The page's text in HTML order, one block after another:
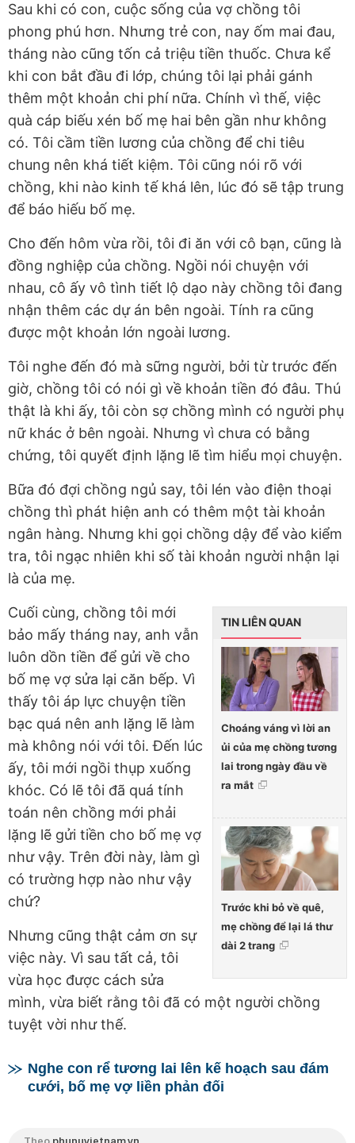
Sau khi có con, cuộc sống của vợ chồng tôi
phong phú hơn. Nhưng trẻ con, nay ốm mai đau,
tháng nào cũng tốn cả triệu tiền thuốc. Chưa kể
khi con bắt đầu đi lớp, chúng tôi lại phải gánh
thêm một khoản chi phí nữa. Chính vì thế, việc
quà cáp biếu xén bố mẹ hai bên gần như không
có. Tôi cầm tiền lương của chồng để chi tiêu
chung nên khá tiết kiệm. Tôi cũng nói rõ với
chồng, khi nào kinh tế khá lên, lúc đó sẽ tập trung
để báo hiếu bố mẹ.
Cho đến hôm vừa rồi, tôi đi ăn với cô bạn, cũng là
đồng nghiệp của chồng. Ngồi nói chuyện với
nhau, cô ấy vô tình tiết lộ dạo này chồng tôi đang
nhận thêm các dự án bên ngoài. Tính ra cũng
được một khoản lớn ngoài lương.
Tôi nghe đến đó mà sững người, bởi từ trước đến
giờ, chồng tôi có nói gì về khoản tiền đó đâu. Thú
thật là khi ấy, tôi còn sợ chồng mình có người phụ
nữ khác ở bên ngoài. Nhưng vì chưa có bằng
chứng, tôi quyết định lặng lẽ tìm hiểu mọi chuyện.
Bữa đó đợi chồng ngủ say, tôi lén vào điện thoại
chồng thì phát hiện anh có thêm một tài khoản
ngân hàng. Nhưng khi gọi chồng dậy để vào kiểm
tra, tôi ngạc nhiên khi số tài khoản người nhận lại
là của mẹ.
TIN LIÊN QUAN
Choáng váng vì lời an
ủi của mẹ chồng tương
lai trong ngày đầu về
ra mắt
Trước khi bỏ về quê,
mẹ chồng để lại lá thư
dài 2 trang
Cuối cùng, chồng tôi mới
bảo mấy tháng nay, anh vẫn
luôn dồn tiền để gửi về cho
bố mẹ vợ sửa lại căn bếp. Vì
thấy tôi áp lực chuyện tiền
bạc quá nên anh lặng lẽ làm
mà không nói với tôi. Đến lúc
ấy, tôi mới ngồi thụp xuống
khóc. Có lẽ tôi đã quá tính
toán nên chồng mới phải
lặng lẽ gửi tiền cho bố mẹ vợ
như vậy. Trên đời này, làm gì
có trường hợp nào như vậy
chứ?
Nhưng cũng thật cảm ơn sự
việc này. Vì sau tất cả, tôi
vừa học được cách sửa
mình, vừa biết rằng tôi đã có một người chồng
tuyệt vời như thế.
Nghe con rể tương lai lên kế hoạch sau đám
cưới, bố mẹ vợ liền phản đối